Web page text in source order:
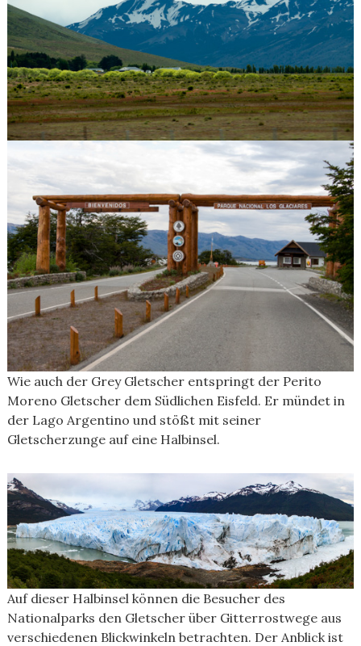
Wie auch der Grey Gletscher entspringt der Perito
Moreno Gletscher dem Südlichen Eisfeld. Er mündet in
der Lago Argentino und stößt mit seiner
Gletscherzunge auf eine Halbinsel.
Auf dieser Halbinsel können die Besucher des
Nationalparks den Gletscher über Gitterrostwege aus
verschiedenen Blickwinkeln betrachten. Der Anblick ist